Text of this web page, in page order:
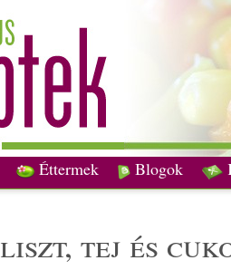
Éttermek Blogok
liszt,tej és